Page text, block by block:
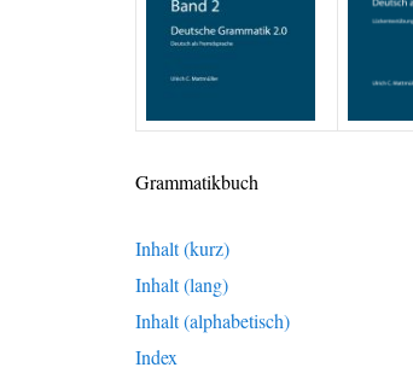
Grammatikbuch
Inhalt (kurz)
Inhalt (lang)
Inhalt (alphabetisch)
Index